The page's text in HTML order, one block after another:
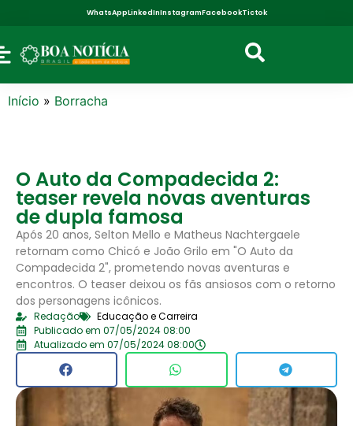
WhatsAppLinkedInInstagramFacebookTictok
Início » Borracha
O Auto da Compadecida 2:
teaser revela novas aventuras
de dupla famosa
Após 20 anos, Selton Mello e Matheus Nachtergaele
retornam como Chicó e João Grilo em "O Auto da
Compadecida 2", prometendo novas aventuras e
encontros. O teaser deixou os fãs ansiosos com o retorno
dos personagens icônicos.
Redação
Educação e Carreira
Publicado em 07/05/2024 08:00
Atualizado em 07/05/2024 08:00